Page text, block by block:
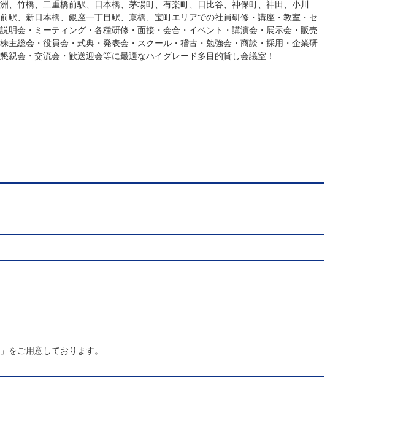
、竹橋、二重橋前駅、日本橋、茅場町、有楽町、日比谷、神保町、神田、小川
駅、新日本橋、銀座一丁目駅、京橋、宝町エリアでの社員研修・講座・教室・セ
明会・ミーティング・各種研修・面接・会合・イベント・講演会・展示会・販売
主総会・役員会・式典・発表会・スクール・稽古・勉強会・商談・採用・企業研
親会・交流会・歓送迎会等に最適なハイグレード多目的貸し会議室！
をご用意しております。